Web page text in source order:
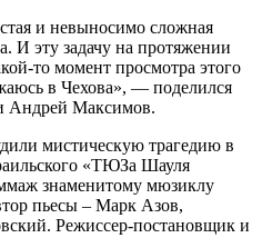
и невыносимо сложная
И эту задачу на протяжении
то момент просмотра этого
в Чехова», — поделился
Андрей Максимов.
мистическую трагедию в
«ТЮЗа Шауля
знаменитому мюзиклу
пьесы – Марк Азов,
Режиссер-постановщик и